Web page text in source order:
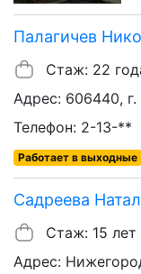
Палагичев
Стаж: 22
Адрес: 606440,
Телефон: 2-13-**
Работает в выходные
Садреева
Стаж: 15 лет
Адрес: